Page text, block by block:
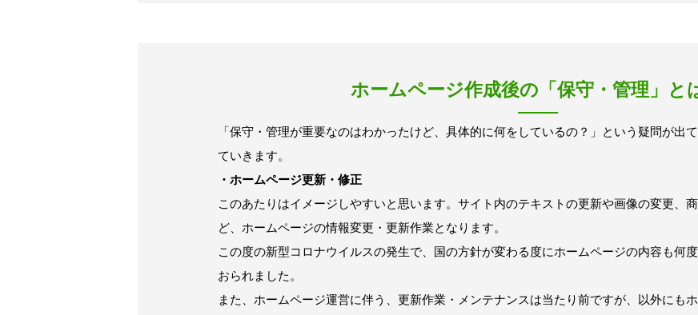
ホームページ作成後の「保守・管理」と
「保守・管理が重要なのはわかったけど、具体的に何をしているの？」という疑問が出
ていきます。
・ホームページ更新・修正
このあたりはイメージしやすいと思います。サイト内のテキストの更新や画像の変更、
ど、ホームページの情報変更・更新作業となります。
この度の新型コロナウイルスの発生で、国の方針が変わる度にホームページの内容も何
おられました。
また、ホームページ運営に伴う、更新作業・メンテナンスは当たり前ですが、以外にも